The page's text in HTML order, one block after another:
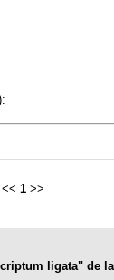
<< 1 >>
ligata" de